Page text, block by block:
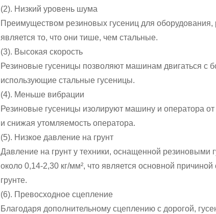
(2). Низкий уровень шума
Преимуществом резиновых гусениц для оборудования,
является то, что они тише, чем стальные.
(3). Высокая скорость
Резиновые гусеницы позволяют машинам двигаться с
использующие стальные гусеницы.
(4). Меньше вибрации
Резиновые гусеницы изолируют машину и оператора
и снижая утомляемость оператора.
(5). Низкое давление на грунт
Давление на грунт у техники, оснащенной резиновыми
около 0,14-2,30 кг/мм², что является основной
грунте.
(6). Превосходное сцепление
Благодаря дополнительному сцеплению с дорогой,